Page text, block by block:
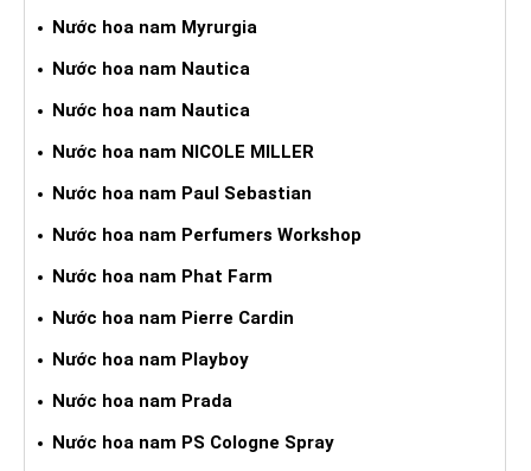
Nước hoa nam Myrurgia
Nước hoa nam Nautica
Nước hoa nam Nautica
Nước hoa nam NICOLE MILLER
Nước hoa nam Paul Sebastian
Nước hoa nam Perfumers Workshop
Nước hoa nam Phat Farm
Nước hoa nam Pierre Cardin
Nước hoa nam Playboy
Nước hoa nam Prada
Nước hoa nam PS Cologne Spray